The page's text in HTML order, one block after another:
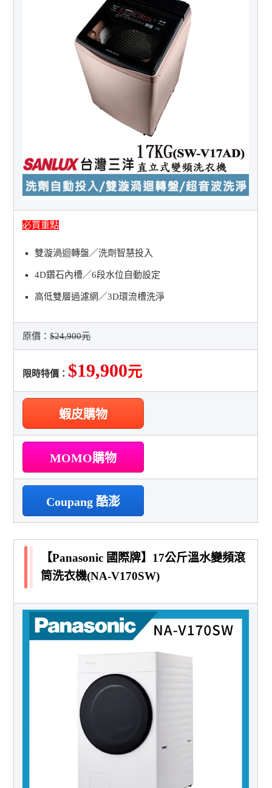
必買重點
雙漩渦迴轉盤／洗劑智慧投入
4D鑽石內槽／6段水位自動設定
高低雙層過濾網／3D環流槽洗淨
原價：$24,900元
限時特價： $19,900元
蝦皮購物
MOMO購物
Coupang 酷澎
【Panasonic 國際牌】17公斤溫水變頻滾
筒洗衣機(NA-V170SW)